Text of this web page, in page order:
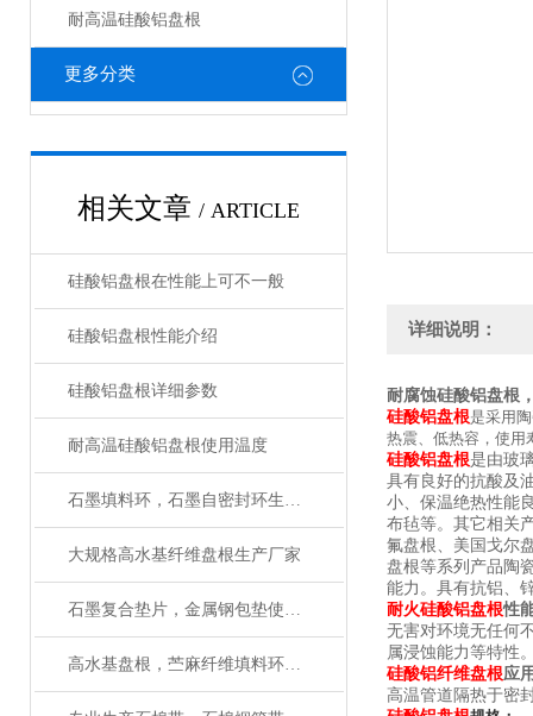
耐高温硅酸铝盘根
更多分类
相关文章 / ARTICLE
硅酸铝盘根在性能上可不一般
硅酸铝盘根性能介绍
硅酸铝盘根详细参数
耐高温硅酸铝盘根使用温度
石墨填料环，石墨自密封环生产厂家有大量磨具
大规格高水基纤维盘根生产厂家
石墨复合垫片，金属钢包垫使用设备
高水基盘根，苎麻纤维填料环生产工艺
详细说明：
耐腐蚀硅酸铝盘根
硅酸铝盘根是采用
热震、低热容，使用
硅酸铝盘根是由玻
具有良好的抗酸及
小、保温绝热性能
布毡等。其它相关
氟盘根、美国戈尔
盘根等系列产品陶
能力。具有抗铝、
耐火硅酸铝盘根性
无害对环境无任何
属浸蚀能力等特性
硅酸铝纤维盘根应
高温管道隔热于密